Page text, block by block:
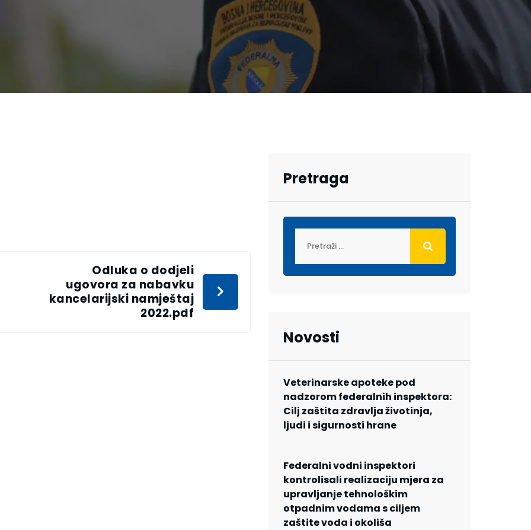
Odluka o dodjeli
ugovora za nabavku
kancelarijski namještaj
2022.pdf
Pretraga
Novosti
Veterinarske apoteke pod
nadzorom federalnih inspektora:
Cilj zaštita zdravlja životinja,
ljudi i sigurnosti hrane
Federalni vodni inspektori
kontrolisali realizaciju mjera za
upravljanje tehnološkim
otpadnim vodama s ciljem
zaštite voda i okoliša